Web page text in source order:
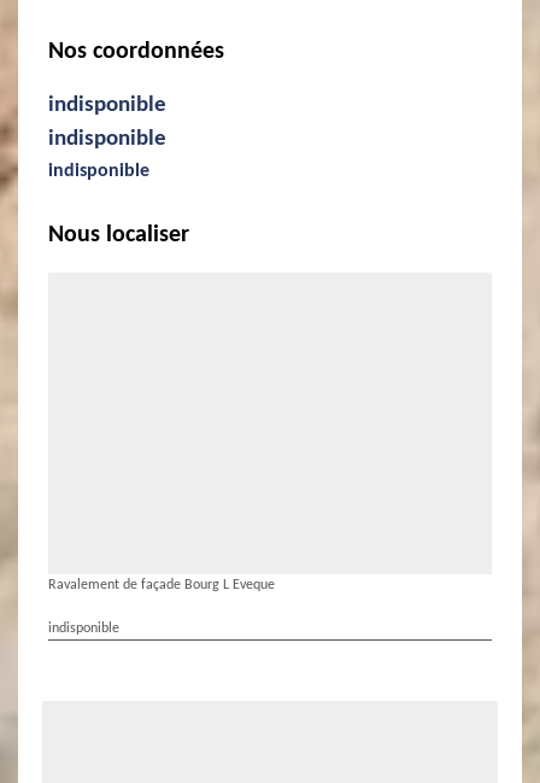
Nos coordonnées
indisponible
indisponible
indisponible
Nous localiser
Ravalement de façade Bourg L Eveque
indisponible